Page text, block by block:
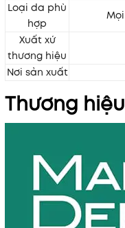
Loại da phù
hợp
Xuất xứ
thương hiệu
Nơi sản xuất
Thương